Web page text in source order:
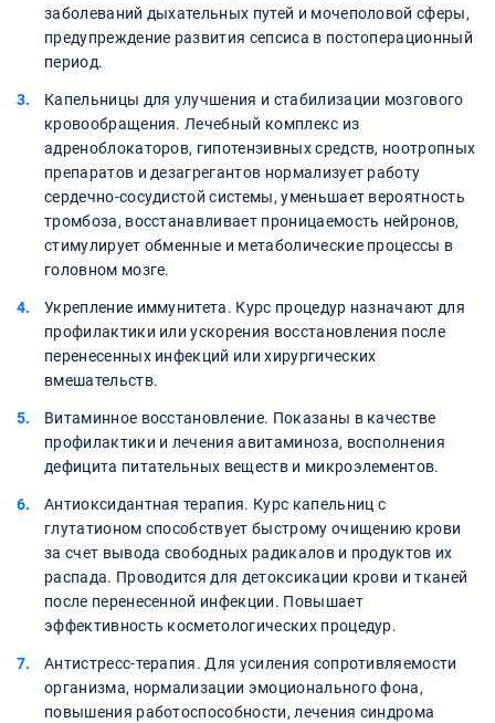
заболеваний дыхательных путей и мочеполовой сферы,
предупреждение развития сепсиса в постоперационный
период.
Капельницы для улучшения и стабилизации мозгового
кровообращения. Лечебный комплекс из
адреноблокаторов, гипотензивных средств, ноотропных
препаратов и дезагрегантов нормализует работу
сердечно-сосудистой системы, уменьшает вероятность
тромбоза, восстанавливает проницаемость нейронов,
стимулирует обменные и метаболические процессы в
головном мозге.
Укрепление иммунитета. Курс процедур назначают для
профилактики или ускорения восстановления после
перенесенных инфекций или хирургических
вмешательств.
Витаминное восстановление. Показаны в качестве
профилактики и лечения авитаминоза, восполнения
дефицита питательных веществ и микроэлементов.
Антиоксидантная терапия. Курс капельниц с
глутатионом способствует быстрому очищению крови
за счет вывода свободных радикалов и продуктов их
распада. Проводится для детоксикации крови и тканей
после перенесенной инфекции. Повышает
эффективность косметологических процедур.
Антистресс-терапия. Для усиления сопротивляемости
организма, нормализации эмоционального фона,
повышения работоспособности, лечения синдрома